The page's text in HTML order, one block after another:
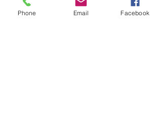
Phone Email Facebook